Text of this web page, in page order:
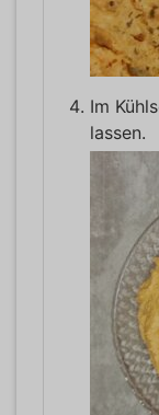
Im
lassen.